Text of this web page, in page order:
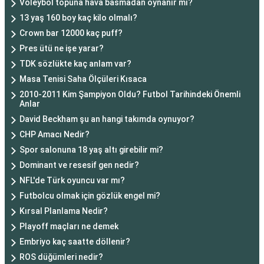
Voleybol topuna hava basmadan oynanır mı?
13 yaş 160 boy kaç kilo olmalı?
Crown bar 12000 kaç puff?
Pres ütü ne işe yarar?
TDK sözlükte kaç anlam var?
Masa Tenisi Saha Ölçüleri Kısaca
2010-2011 Kim Şampiyon Oldu? Futbol Tarihindeki Önemli
Anlar
David Beckham şu an hangi takımda oynuyor?
CHP Amacı Nedir?
Spor salonuna 18 yaş altı girebilir mi?
Dominant ve resesif gen nedir?
NFL'de Türk oyuncu var mı?
Futbolcu olmak için gözlük engel mi?
Kırsal Planlama Nedir?
Playoff maçları ne demek
Embriyo kaç saatte döllenir?
ROS düğümleri nedir?